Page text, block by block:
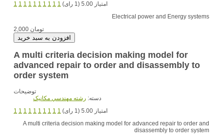
1 1 1 1 1 1 1 1 1 1
امتیاز 5.00 (1 رای)
Electrical power and Energy systems
2,000 تومان
A multi criteria decision making model for
advanced repair to order and disassembly to
order system
توضیحات
دسته: رشته مهندسي مکانيک
1 1 1 1 1 1 1 1 1 1
امتیاز 5.00 (1 رای)
A multi criteria decision making model for advanced repair to order and
disassembly to order system